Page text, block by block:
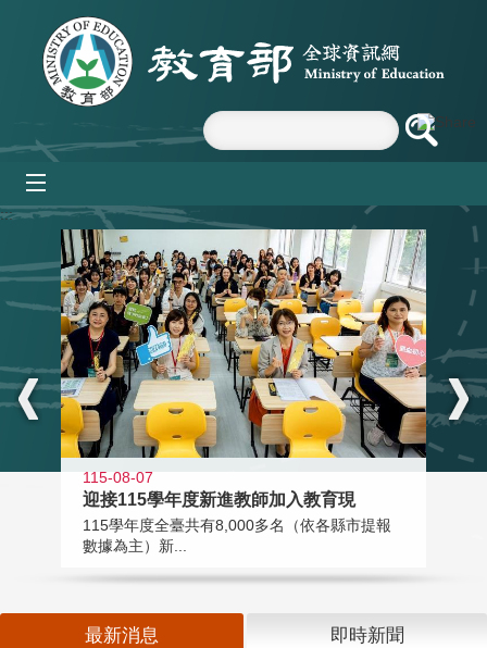
跳到主要內容區塊
:::
115-08-07
迎接115學年度新進教師加入教育現
115學年度全臺共有8,000多名（依各縣市提報
數據為主）新...
最新消息 即時新聞